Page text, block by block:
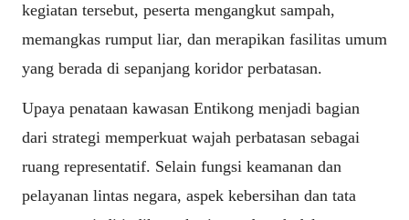
kegiatan tersebut, peserta mengangkut sampah,
memangkas rumput liar, dan merapikan fasilitas umum
yang berada di sepanjang koridor perbatasan.
Upaya penataan kawasan Entikong menjadi bagian
dari strategi memperkuat wajah perbatasan sebagai
ruang representatif. Selain fungsi keamanan dan
pelayanan lintas negara, aspek kebersihan dan tata